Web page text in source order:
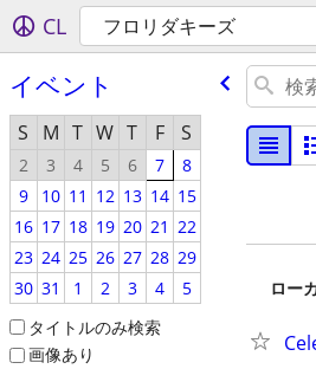
CL フロリダキーズ
イベント
S M T W T F S
2 3 4 5 6 7
8
9
10 11 12 13 14 15
16 17 18 19 20 21 22
23 24 25 26 27 28 29
30 31 1 2 3 4
5
タイトルのみ検索
画像あり
ロー